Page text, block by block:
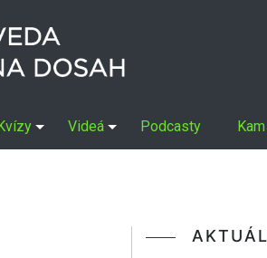
Videá Podcasty